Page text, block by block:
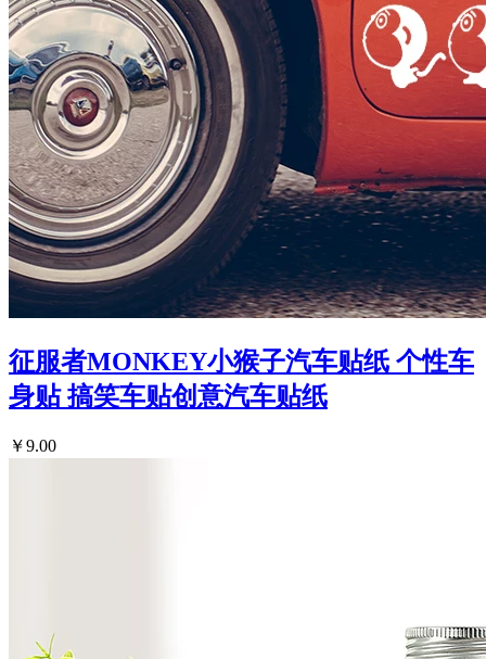
征服者MONKEY小猴子汽车贴纸 个性车
身贴 搞笑车贴创意汽车贴纸
￥9.00